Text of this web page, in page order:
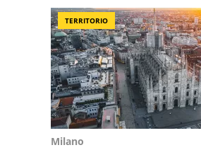
TERRITORIO
Milano